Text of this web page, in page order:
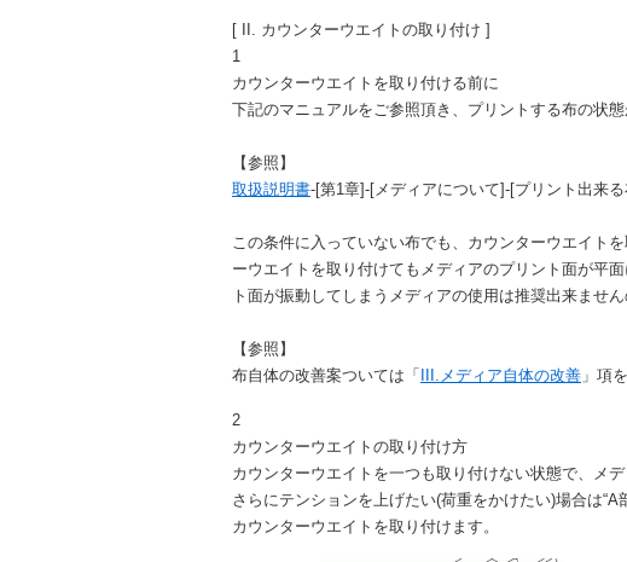
[ II. カウンターウエイトの取り付け ]
1
カウンターウエイトを取り付ける前に
下記のマニュアルをご参照頂き、プリントする布の状
【参照】
取扱説明書-[第1章]-[メディアについて]-[プリント出来る
この条件に入っていない布でも、カウンターウエイト
ーウエイトを取り付けてもメディアのプリント面が平
ト面が振動してしまうメディアの使用は推奨出来ませ
【参照】
布自体の改善案ついては「
III.メディア自体の改善 」項
2
カウンターウエイトの取り付け方
カウンターウエイトを一つも取り付けない状態で、メ
さらにテンションを上げたい(荷重をかけたい)場合は
カウンターウエイトを取り付けます。